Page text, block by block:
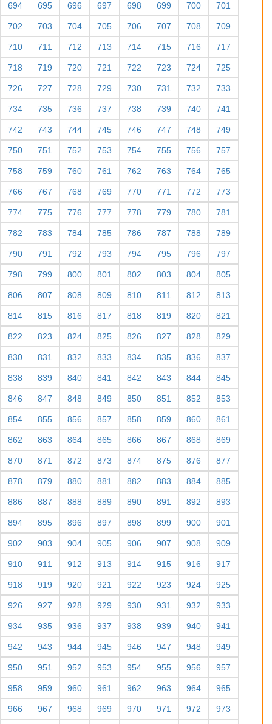
694 695 696 697 698 699 700 701
702 703 704 705 706 707 708 709
710 711 712 713 714 715 716 717
718 719 720 721 722 723 724 725
726 727 728 729 730 731 732 733
734 735 736 737 738 739 740 741
742 743 744 745 746 747 748 749
750 751 752 753 754 755 756 757
758 759 760 761 762 763 764 765
766 767 768 769 770 771 772 773
774 775 776 777 778 779 780 781
782 783 784 785 786 787 788 789
790 791 792 793 794 795 796 797
798 799 800 801 802 803 804 805
806 807 808 809 810 811 812 813
814 815 816 817 818 819 820 821
822 823 824 825 826 827 828 829
830 831 832 833 834 835 836 837
838 839 840 841 842 843 844 845
846 847 848 849 850 851 852 853
854 855 856 857 858 859 860 861
862 863 864 865 866 867 868 869
870 871 872 873 874 875 876 877
878 879 880 881 882 883 884 885
886 887 888 889 890 891 892 893
894 895 896 897 898 899 900 901
902 903 904 905 906 907 908 909
910 911 912 913 914 915 916 917
918 919 920 921 922 923 924 925
926 927 928 929 930 931 932 933
934 935 936 937 938 939 940 941
942 943 944 945 946 947 948 949
950 951 952 953 954 955 956 957
958 959 960 961 962 963 964 965
966 967 968 969 970 971 972 973